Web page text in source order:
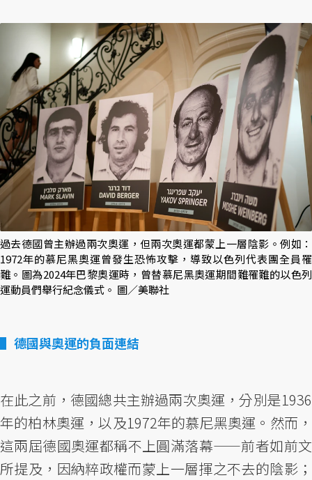
過去德國曾主辦過兩次奧運，但兩次奧運都蒙上一層陰影。例如：
1972年的慕尼黑奧運曾發生恐怖攻擊，導致以色列代表團全員罹
難。圖為2024年巴黎奧運時，曾替慕尼黑奧運期間難罹難的以色列
運動員們舉行紀念儀式。 圖／美聯社
德國與奧運的負面連結
在此之前，德國總共主辦過兩次奧運，分別是1936
年的柏林奧運，以及1972年的慕尼黑奧運。然而，
這兩屆德國奧運都稱不上圓滿落幕——前者如前文
所提及，因納粹政權而蒙上一層揮之不去的陰影；